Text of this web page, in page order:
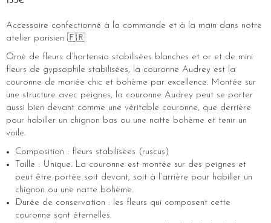
Accessoire confectionné à la commande et à la main dans notre
atelier parisien 🇫🇷
Orné de fleurs d’hortensia stabilisées blanches et or et de mini
fleurs de gypsophile stabilisées, la couronne Audrey est la
couronne de mariée chic et bohème par excellence. Montée sur
une structure avec peignes, la couronne Audrey peut se porter
aussi bien devant comme une véritable couronne, que derrière
pour habiller un chignon bas ou une natte bohème et tenir un
voile.
Composition : fleurs stabilisées (ruscus)
Taille : Unique. La couronne est montée sur des peignes et
peut être portée soit devant, soit à l’arrière pour habiller un
chignon ou une natte bohème.
Durée de conservation : les fleurs qui composent cette
couronne sont éternelles.